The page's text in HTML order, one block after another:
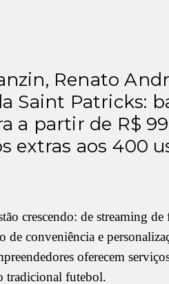
Renato
Saint Patricks:
a partir de R$
extras aos 400
crescendo: de streaming
conveniência e
oferecem
tradicional futebol.